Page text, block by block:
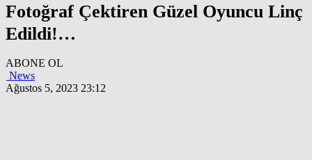
Fotoğraf Çektiren Güzel Oyuncu Linç
Edildi!…
ABONE OL
News
Ağustos 5, 2023 23:12